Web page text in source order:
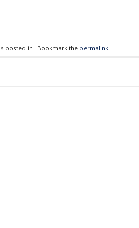
posted in . Bookmark the permalink.